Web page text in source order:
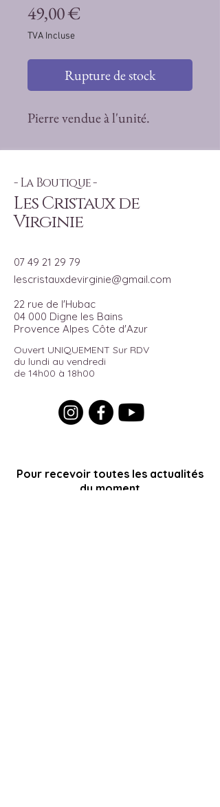
49,00 €Prix
TVA Incluse
Rupture de stock
Pierre vendue à l'unité.
- La Boutique -
Les Cristaux de
Virginie
07 49 21 29 79
lescristauxdevirginie@gmail.com
22 rue de l'Hubac
04 000 Digne les Bains
Provence Alpes Côte d'Azur
Ouvert UNIQUEMENT Sur RDV
du lundi au vendredi
de 14h00 à 18h00
Pour recevoir toutes les actualités
du moment